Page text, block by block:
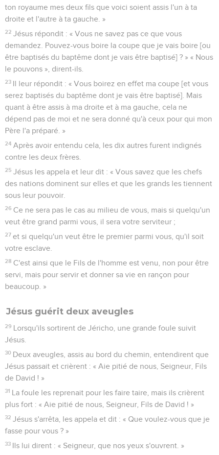
ton royaume mes deux fils que voici soient assis l'un à ta
droite et l'autre à ta gauche. »
22 Jésus répondit : « Vous ne savez pas ce que vous
demandez. Pouvez-vous boire la coupe que je vais boire [ou
être baptisés du baptême dont je vais être baptisé] ? » « Nous
le pouvons », dirent-ils.
23 Il leur répondit : « Vous boirez en effet ma coupe [et vous
serez baptisés du baptême dont je vais être baptisé]. Mais
quant à être assis à ma droite et à ma gauche, cela ne
dépend pas de moi et ne sera donné qu'à ceux pour qui mon
Père l'a préparé. »
24 Après avoir entendu cela, les dix autres furent indignés
contre les deux frères.
25 Jésus les appela et leur dit : « Vous savez que les chefs
des nations dominent sur elles et que les grands les tiennent
sous leur pouvoir.
26 Ce ne sera pas le cas au milieu de vous, mais si quelqu'un
veut être grand parmi vous, il sera votre serviteur ;
27 et si quelqu'un veut être le premier parmi vous, qu'il soit
votre esclave.
28 C'est ainsi que le Fils de l'homme est venu, non pour être
servi, mais pour servir et donner sa vie en rançon pour
beaucoup. »
Jésus guérit deux aveugles
29 Lorsqu'ils sortirent de Jéricho, une grande foule suivit
Jésus.
30 Deux aveugles, assis au bord du chemin, entendirent que
Jésus passait et crièrent : « Aie pitié de nous, Seigneur, Fils
de David ! »
31 La foule les reprenait pour les faire taire, mais ils crièrent
plus fort : « Aie pitié de nous, Seigneur, Fils de David ! »
32 Jésus s'arrêta, les appela et dit : « Que voulez-vous que je
fasse pour vous ? »
33 Ils lui dirent : « Seigneur, que nos yeux s'ouvrent. »